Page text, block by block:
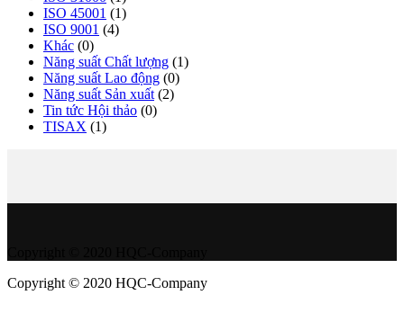
ISO 45001 (1)
ISO 9001 (4)
Khác (0)
Năng suất Chất lượng (1)
Năng suất Lao động (0)
Năng suất Sản xuất (2)
Tin tức Hội thảo (0)
TISAX (1)
Copyright © 2020 HQC-Company